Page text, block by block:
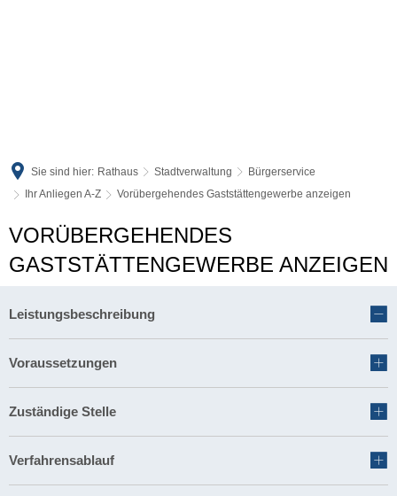
Sie sind hier: Rathaus Stadtverwaltung
Bürgerservice
Ihr Anliegen A-Z
Vorübergehendes Gaststättengewerbe anzeigen
VORÜBERGEHENDES
GASTSTÄTTENGEWERBE ANZEIGEN
Leistungsbeschreibung
Voraussetzungen
Zuständige Stelle
Verfahrensablauf